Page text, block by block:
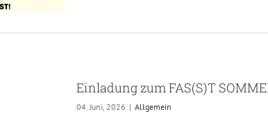
Einladung zum FAS(S)T
04. Juni, 2026 | Allgemein